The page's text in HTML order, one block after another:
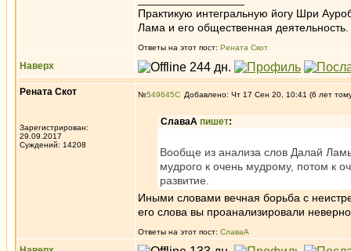
Практикую интегральную йогу Шри
Лама и его общественная деятельность.
Ответы на этот пост: Рената Скот
Наверх
Рената Скот
Зарегистрирован:
29.09.2017
Суждений: 14208
№549645 Добавлено: Чт 17 Сен 20, 10:41 (6 лет
СлаваА пишет:
Вообще из анализа слов Далай Ламы
мудрого к очень мудрому, потом к
развитие.
Иными словами вечная борьба с
его слова вы проанализировали
Ответы на этот пост: СлаваА